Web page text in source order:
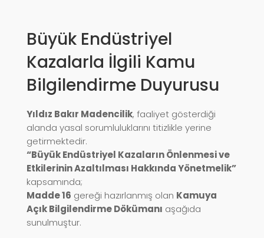
Büyük Endüstriyel
Kazalarla İlgili Kamu
Bilgilendirme Duyurusu
Yıldız Bakır Madencilik, faaliyet gösterdiği
alanda yasal sorumluluklarını titizlikle yerine
getirmektedir.
“Büyük Endüstriyel Kazaların Önlenmesi ve
Etkilerinin Azaltılması Hakkında Yönetmelik”
kapsamında;
Madde 16 gereği hazırlanmış olan Kamuya
Açık Bilgilendirme Dökümanı aşağıda
sunulmuştur.